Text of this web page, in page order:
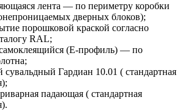
лента — по периметру коробки
дверных блоков);
порошковой краской согласно
RAL;
(E-профиль) — по
сувальдный Гардиан 10.01 ( стандартная
падающая ( стандартная